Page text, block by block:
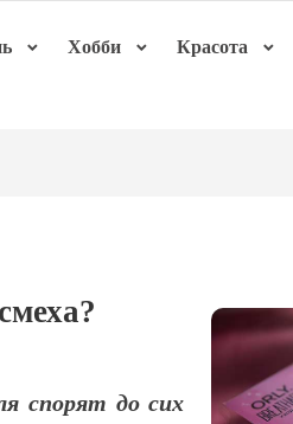
Хобби Красота
спорят до сих